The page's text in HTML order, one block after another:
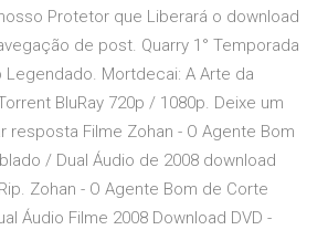
Protetor que Liberará o download
de post. Quarry 1° Temporada
Legendado. Mortdecai: A Arte da
BluRay 720p / 1080p. Deixe um
resposta Filme Zohan - O Agente Bom
/ Dual Áudio de 2008 download
Zohan - O Agente Bom de Corte
Áudio Filme 2008 Download DVD -